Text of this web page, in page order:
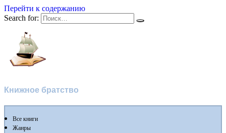
Перейти к содержанию
Search for:
Книжное братство
Все книги
Жанры